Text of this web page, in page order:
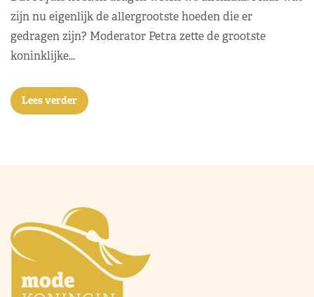
zijn nu eigenlijk de allergrootste hoeden die er
gedragen zijn? Moderator Petra zette de grootste
koninklijke…
Lees verder